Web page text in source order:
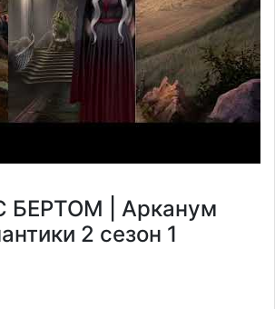
БЕРТОМ | Арканум
2 сезон 1